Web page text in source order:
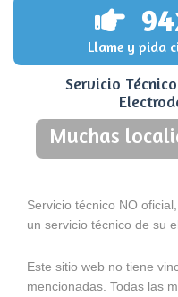
Llame y pida
Servicio
Muchas
Servicio técnico NO
un servicio técnico de su
Este sitio web no tiene
mencionadas. Todas las